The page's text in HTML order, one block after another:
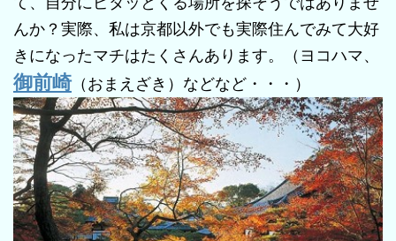
んか？実際、私は京都以外でも実際住んでみて大好
きになったマチはたくさんあります。（ヨコハマ、
御前崎（おまえざき）などなど・・・）